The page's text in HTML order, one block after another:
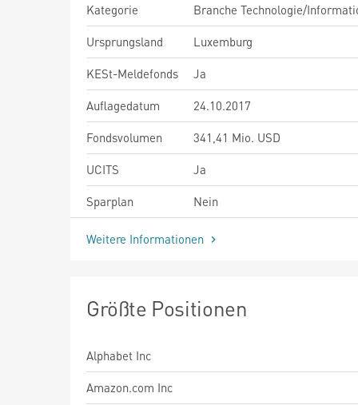
Kategorie
Branche Technologie/
Ursprungsland
Luxemburg
KESt-Meldefonds
Ja
Auflagedatum
24.10.2017
Fondsvolumen
341,41 Mio. USD
UCITS
Ja
Sparplan
Nein
Weitere Informationen
Größte Positionen
Alphabet Inc
Amazon.com Inc